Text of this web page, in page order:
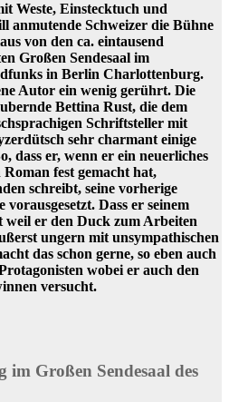
Weste, Einstecktuch und
anmutende Schweizer die Bühne
von den ca. eintausend
Großen Sendesaal im
in Berlin Charlottenburg.
Autor ein wenig gerührt. Die
Bettina Rust, die dem
Schriftsteller mit
sehr charmant einige
dass er, wenn er ein neuerliches
fest gemacht hat,
schreibt, seine vorherige
Dass er seinem
weil er den Duck zum Arbeiten
ungern mit unsympathischen
das schon gerne, so eben auch
wobei er auch den
versucht.
im Großen Sendesaal des